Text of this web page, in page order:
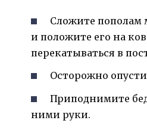
Сложите пополам
и положите его на
перекатываться в
Осторожно
Приподнимите
ними руки.